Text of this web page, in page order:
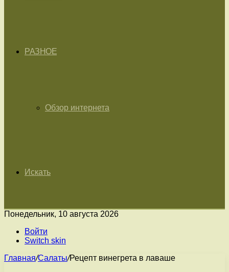
РАЗНОЕ
Обзор интернета
Искать
Понедельник, 10 августа 2026
Войти
Switch skin
Главная/Салаты/Рецепт винегрета в лаваше